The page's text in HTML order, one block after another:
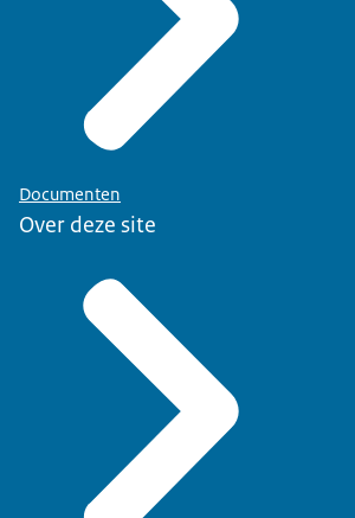
Documenten
Over deze site